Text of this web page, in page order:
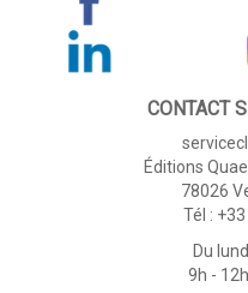
CONTACT
Éditions
78026
Tél :
Du
9h -